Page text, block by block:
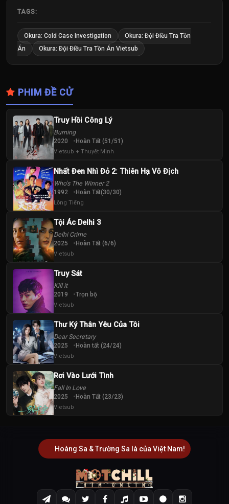
TAGS:
Okura: Cold Case Investigation
Okura: Đội Điều Tra Tồn
Án
Okura: Đội Điều Tra Tồn Án Vietsub
PHIM ĐỀ CỬ
Truy Hồi Công Lý
Burning
2020 Hoàn Tất (51/51)
Vietsub + Thuyết Minh
Nhất Đen Nhì Đỏ 2: Thiên Hạ Vô Địch
Who's The Winner 2
1992 Hoàn Tất(30/30)
Lồng Tiếng
Tội Ác Delhi 3
Delhi Crime
2025 Hoàn Tất (6/6)
Vietsub
Truy Sát
Kill it
2019 Trọn bộ
Vietsub
Thư Ký Thân Yêu Của Tôi
Dear Secretary
2025 Hoàn tất (24/24)
Vietsub
Rơi Vào Lưới Tình
Fall In Love
2025 Hoàn Tất (23/23)
Vietsub
Hoàng Sa & Trường Sa là của Việt Nam!